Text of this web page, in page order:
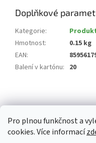
Pro plnou funkčnost a
cookies. Více informací
Doplňkové
Kategorie:
Hmotnost:
0.15 kg
EAN:
Balení v kartónu: 20
á